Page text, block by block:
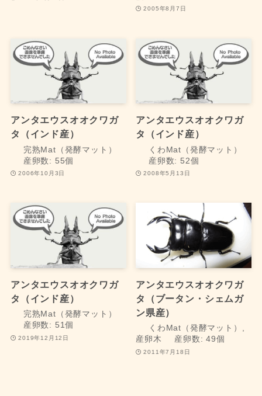
2005年8月7日
アンタエウスオオクワガ
タ（インド産）
完熟Mat（発酵マット）
産卵数: 55個
2006年10月3日
アンタエウスオオクワガ
タ（インド産）
くわMat（発酵マット）
産卵数: 52個
2008年5月13日
アンタエウスオオクワガ
タ（インド産）
完熟Mat（発酵マット）
産卵数: 51個
2019年12月12日
アンタエウスオオクワガ
タ（ブータン・シェムガ
ン県産）
くわMat（発酵マット）,
産卵木
産卵数: 49個
2011年7月18日